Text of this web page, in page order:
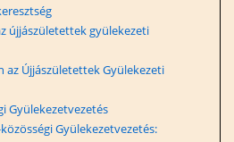
újjászületettek gyülekezeti
az Újjászületettek Gyülekezeti
Gyülekezetvezetés
Gyülekezetvezetés: